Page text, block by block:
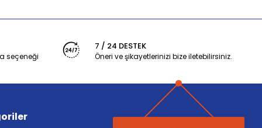
seçeneği
7 / 24 DESTEK
Öneri ve şikayetlerinizi bize iletebilirsiniz.